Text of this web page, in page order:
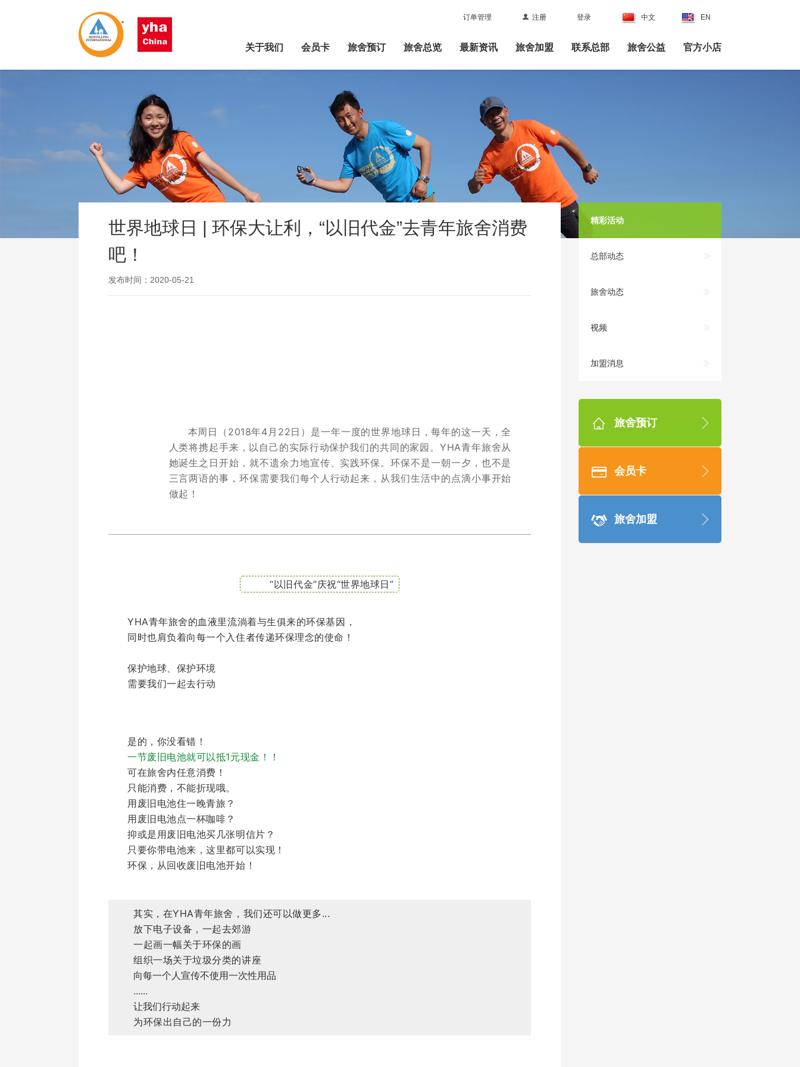
订单管理 注册 登录 中文 EN
关于我们 会员卡 旅舍预订 旅舍总览 最新资讯 旅舍加盟 联系总部 旅舍公益 官方小店
世界地球日 | 环保大让利，“以旧代金”去青年旅舍消费
吧！
发布时间：2020-05-21
本周日（2018年4月22日）是一年一度的世界地球日，每年的这一天，全
人类将携起手来，以自己的实际行动保护我们的共同的家园。YHA青年旅舍从
她诞生之日开始，就不遗余力地宣传、实践环保。环保不是一朝一夕，也不是
三言两语的事，环保需要我们每个人行动起来，从我们生活中的点滴小事开始
做起！
“以旧代金”庆祝“世界地球日”
YHA青年旅舍的血液里流淌着与生俱来的环保基因，
同时也肩负着向每一个入住者传递环保理念的使命！
保护地球、保护环境
需要我们一起去行动
是的，你没看错！
一节废旧电池就可以抵1元现金！！
可在旅舍内任意消费！
只能消费，不能折现哦。
用废旧电池住一晚青旅？
用废旧电池点一杯咖啡？
抑或是用废旧电池买几张明信片？
只要你带电池来，这里都可以实现！
环保，从回收废旧电池开始！
其实，在YHA青年旅舍，我们还可以做更多...
放下电子设备，一起去郊游
一起画一幅关于环保的画
组织一场关于垃圾分类的讲座
向每一个人宣传不使用一次性用品
......
让我们行动起来
为环保出自己的一份力
精彩活动
总部动态
旅舍动态
视频
加盟消息
旅舍预订
会员卡
旅舍加盟